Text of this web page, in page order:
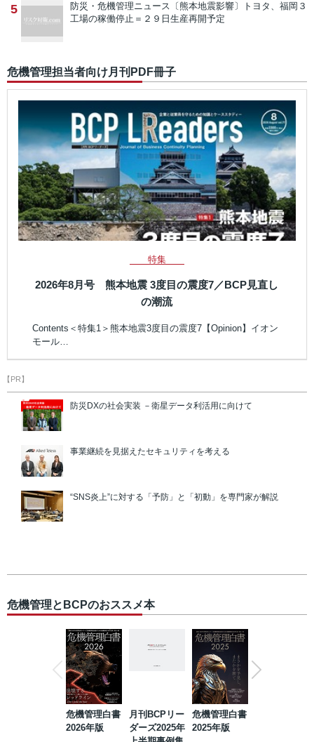
5 防災・危機管理ニュース 〔熊本地震影響〕トヨタ、福岡３
工場の稼働停止＝２９日生産再開予定
危機管理担当者向け月刊PDF冊子
特集
2026年8月号 熊本地震 3度目の震度7／BCP見直し
の潮流
Contents＜特集1＞熊本地震3度目の震度7【Opinion】イオン
モール…
【PR】
防災DXの社会実装 －衛星データ利活用に向けて
事業継続を見据えたセキュリティを考える
“SNS炎上”に対する「予防」と「初動」を専門家が解説
危機管理とBCPのおススメ本
危機管理白書
2026年版
月刊BCPリー
ダーズ2025年
危機管理白書
2025年版